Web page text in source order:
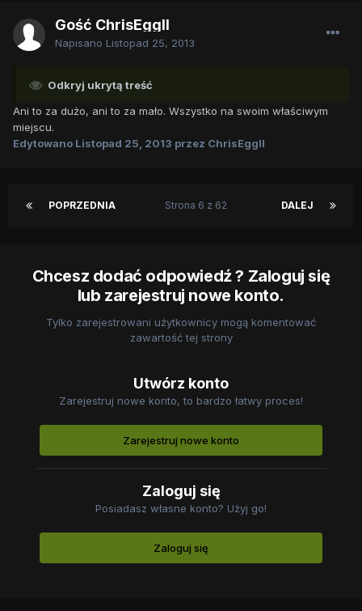
Gość ChrisEggII
Napisano Listopad 25, 2013
Odkryj ukrytą treść
Ani to za dużo, ani to za mało. Wszystko na swoim właściwym
miejscu.
Edytowano Listopad 25, 2013 przez ChrisEggII
POPRZEDNIA DALEJ
Strona 6 z 62
Chcesz dodać odpowiedź ? Zaloguj się
lub zarejestruj nowe konto.
Tylko zarejestrowani użytkownicy mogą komentować
zawartość tej strony
Utwórz konto
Zarejestruj nowe konto, to bardzo łatwy proces!
Zarejestruj nowe konto
Zaloguj się
Posiadasz własne konto? Użyj go!
Zaloguj się